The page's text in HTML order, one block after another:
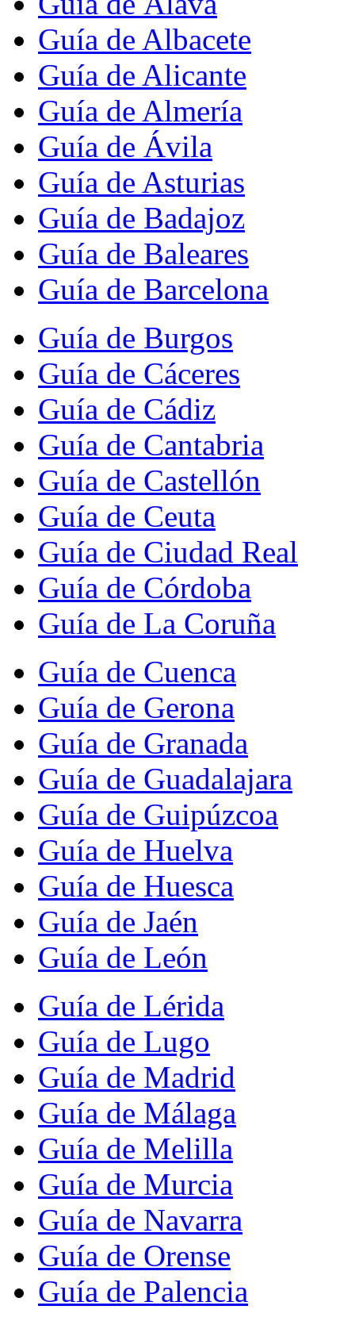
Guía de Albacete
Guía de Alicante
Guía de Almería
Guía de Ávila
Guía de Asturias
Guía de Badajoz
Guía de Baleares
Guía de Barcelona
Guía de Burgos
Guía de Cáceres
Guía de Cádiz
Guía de Cantabria
Guía de Castellón
Guía de Ceuta
Guía de Ciudad Real
Guía de Córdoba
Guía de La Coruña
Guía de Cuenca
Guía de Gerona
Guía de Granada
Guía de Guadalajara
Guía de Guipúzcoa
Guía de Huelva
Guía de Huesca
Guía de Jaén
Guía de León
Guía de Lérida
Guía de Lugo
Guía de Madrid
Guía de Málaga
Guía de Melilla
Guía de Murcia
Guía de Navarra
Guía de Orense
Guía de Palencia